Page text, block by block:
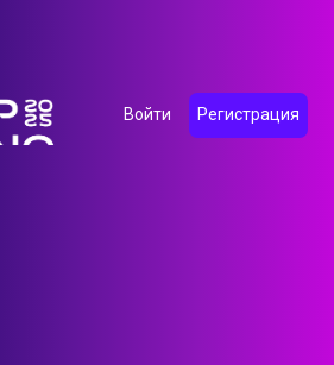
Войти Регистрация